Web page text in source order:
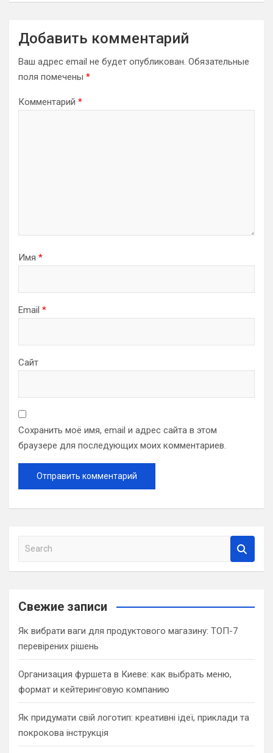
Добавить комментарий
Ваш адрес email не будет опубликован. Обязательные
поля помечены *
Комментарий *
Имя *
Email *
Сайт
Сохранить моё имя, email и адрес сайта в этом
браузере для последующих моих комментариев.
a
c
Свежие записи
Як вибрати ваги для продуктового магазину: ТОП-7
перевірених рішень
Организация фуршета в Киеве: как выбрать меню,
формат и кейтеринговую компанию
Як придумати свій логотип: креативні ідеї, приклади та
покрокова інструкція